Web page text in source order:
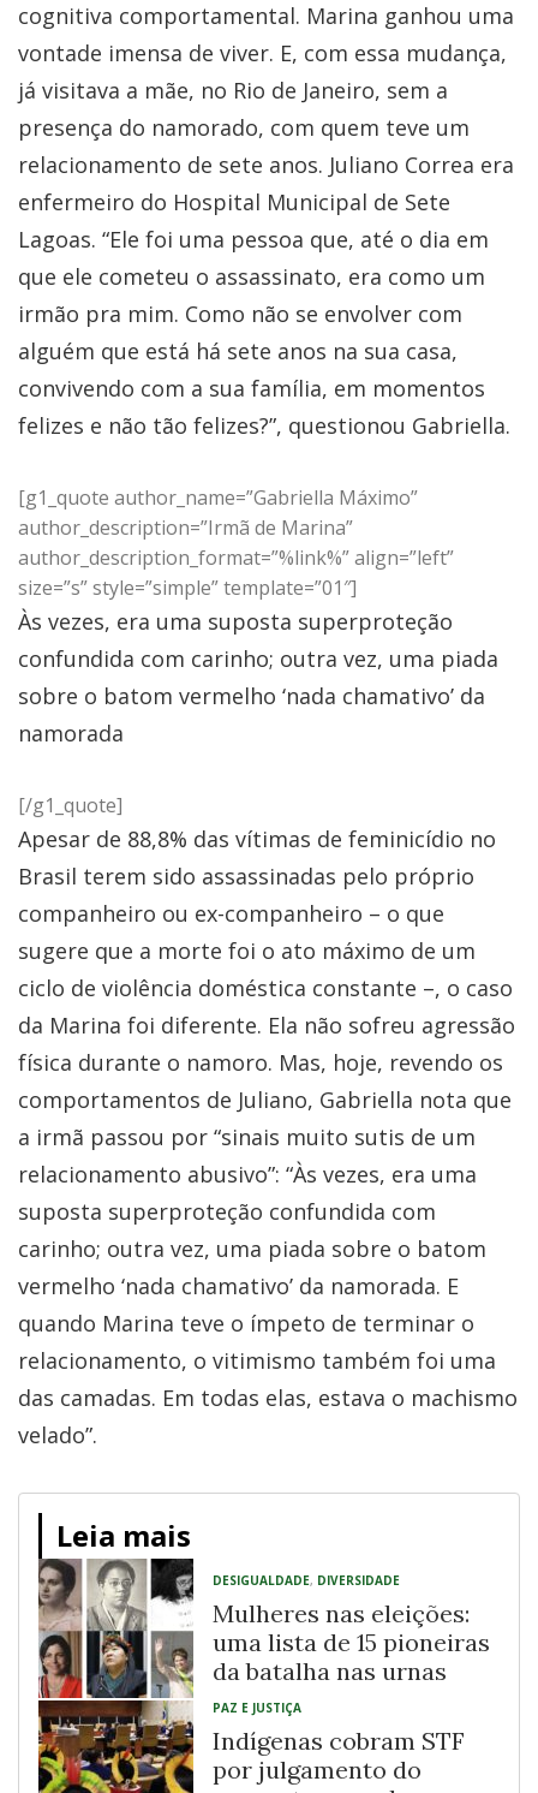
cognitiva comportamental. Marina ganhou uma
vontade imensa de viver. E, com essa mudança,
já visitava a mãe, no Rio de Janeiro, sem a
presença do namorado, com quem teve um
relacionamento de sete anos. Juliano Correa era
enfermeiro do Hospital Municipal de Sete
Lagoas. “Ele foi uma pessoa que, até o dia em
que ele cometeu o assassinato, era como um
irmão pra mim. Como não se envolver com
alguém que está há sete anos na sua casa,
convivendo com a sua família, em momentos
felizes e não tão felizes?”, questionou Gabriella.
[g1_quote author_name=”Gabriella Máximo”
author_description=”Irmã de Marina”
author_description_format=”%link%” align=”left”
size=”s” style=”simple” template=”01″]
Às vezes, era uma suposta superproteção
confundida com carinho; outra vez, uma piada
sobre o batom vermelho ‘nada chamativo’ da
namorada
[/g1_quote]
Apesar de 88,8% das vítimas de feminicídio no
Brasil terem sido assassinadas pelo próprio
companheiro ou ex-companheiro – o que
sugere que a morte foi o ato máximo de um
ciclo de violência doméstica constante –, o caso
da Marina foi diferente. Ela não sofreu agressão
física durante o namoro. Mas, hoje, revendo os
comportamentos de Juliano, Gabriella nota que
a irmã passou por “sinais muito sutis de um
relacionamento abusivo”: “Às vezes, era uma
suposta superproteção confundida com
carinho; outra vez, uma piada sobre o batom
vermelho ‘nada chamativo’ da namorada. E
quando Marina teve o ímpeto de terminar o
relacionamento, o vitimismo também foi uma
das camadas. Em todas elas, estava o machismo
velado”.
Leia mais
DESIGUALDADE, DIVERSIDADE
Mulheres nas eleições:
uma lista de 15 pioneiras
da batalha nas urnas
PAZ E JUSTIÇA
Indígenas cobram STF
por julgamento do